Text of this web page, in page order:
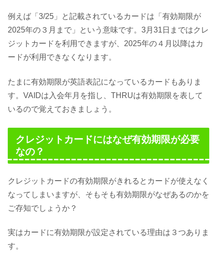
例えば「3/25」と記載されているカードは「有効期限が
2025年の３月まで」という意味です。3月31日まではクレ
ジットカードを利用できますが、2025年の４月以降はカ
ードが利用できなくなります。
たまに有効期限が英語表記になっているカードもありま
す。VAIDは入会年月を指し、THRUは有効期限を表して
いるので覚えておきましょう。
クレジットカードにはなぜ有効期限が必要
なの？
クレジットカードの有効期限がきれるとカードが使えなく
なってしまいますが、そもそも有効期限がなぜあるのかを
ご存知でしょうか？
実はカードに有効期限が設定されている理由は３つありま
す。